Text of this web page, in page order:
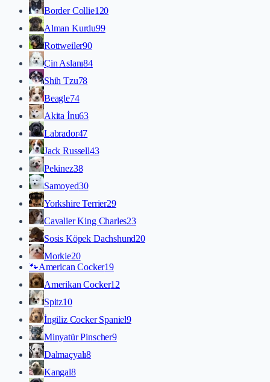
Border Collie120
Alman Kurdu99
Rottweiler90
Çin Aslanı84
Shih Tzu78
Beagle74
Akita İnu63
Labrador47
Jack Russell43
Pekinez38
Samoyed30
Yorkshire Terrier29
Cavalier King Charles23
Sosis Köpek Dachshund20
Morkie20
🐾American Cocker19
Amerikan Cocker12
Spitz10
İngiliz Cocker Spaniel9
Minyatür Pinscher9
Dalmaçyalı8
Kangal8